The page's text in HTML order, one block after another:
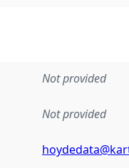
Not provided
Not provided